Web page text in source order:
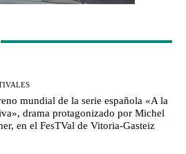
mundial de la serie española «A la
drama protagonizado por Michel
en el FesTVal de Vitoria-Gasteiz